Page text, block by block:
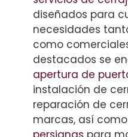
diseñados para
necesidades
como
destacados se
apertura de
instalación de
reparación de
marcas, así